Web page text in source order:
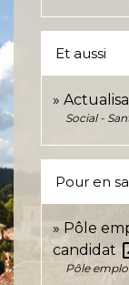
Et aussi
Social -
Pour en
Pôle
candidat
Pôle